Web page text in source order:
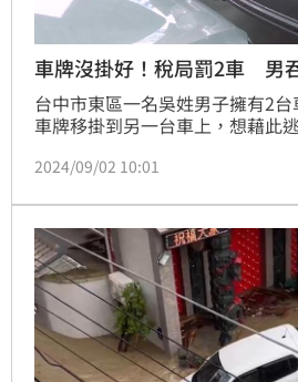
車牌沒掛好！稅局罰2車 男
台中市東區一名吳姓男子擁有2
車牌移掛到另一台車上，想藉此
2024/09/02 10:01